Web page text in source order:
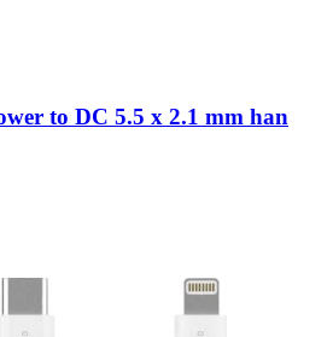
to DC 5.5 x 2.1 mm han